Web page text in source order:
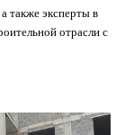
также эксперты в
отрасли с